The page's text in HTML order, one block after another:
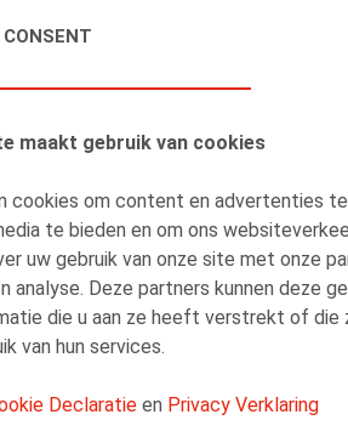
CONSENT
maakt gebruik van cookies
cookies om content en advertenties
te bieden en om ons
uw gebruik van onze site met onze
analyse. Deze partners kunnen deze
die u aan ze heeft verstrekt of die
van hun services.
Declaratie en Privacy Verklaring
Bart Adriaens
Vennoot
Facebook
TwitterLinkedin
E-mail